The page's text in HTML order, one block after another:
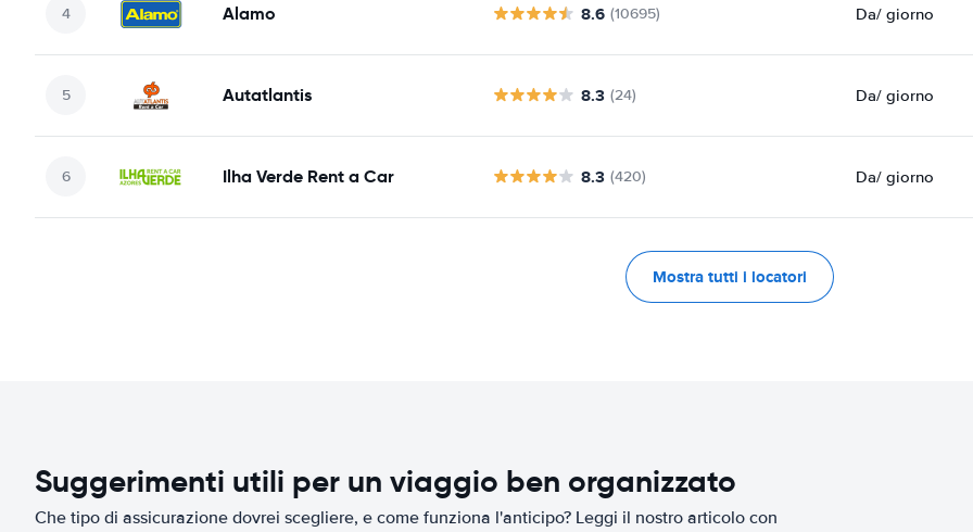
Alamo 8.6 (10695) Da/ giorno
Autatlantis 8.3 (24) Da/ giorno
Ilha Verde Rent a Car 8.3 (420) Da/ giorno
Mostra tutti i locatori
Suggerimenti utili per un viaggio ben organizzato
Che tipo di assicurazione dovrei scegliere, e come funziona l'anticipo? Leggi il nostro articolo con